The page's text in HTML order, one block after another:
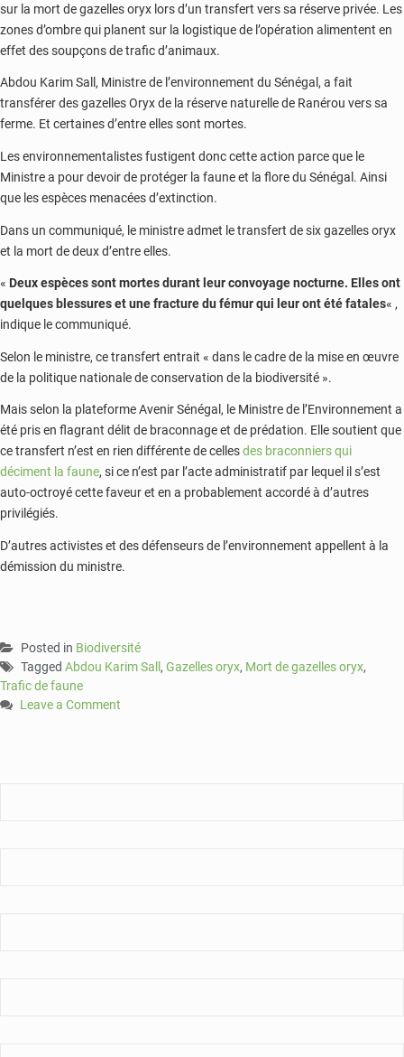
sur la mort de gazelles oryx lors d’un transfert vers sa réserve privée. Les
zones d’ombre qui planent sur la logistique de l’opération alimentent en
effet des soupçons de trafic d’animaux.
Abdou Karim Sall, Ministre de l’environnement du Sénégal, a fait
transférer des gazelles Oryx de la réserve naturelle de Ranérou vers sa
ferme. Et certaines d’entre elles sont mortes.
Les environnementalistes fustigent donc cette action parce que le
Ministre a pour devoir de protéger la faune et la flore du Sénégal. Ainsi
que les espèces menacées d’extinction.
Dans un communiqué, le ministre admet le transfert de six gazelles oryx
et la mort de deux d’entre elles.
« Deux espèces sont mortes durant leur convoyage nocturne. Elles ont
quelques blessures et une fracture du fémur qui leur ont été fatales« ,
indique le communiqué.
Selon le ministre, ce transfert entrait « dans le cadre de la mise en œuvre
de la politique nationale de conservation de la biodiversité ».
Mais selon la plateforme Avenir Sénégal, le Ministre de l’Environnement a
été pris en flagrant délit de braconnage et de prédation. Elle soutient que
ce transfert n’est en rien différente de cellesdes braconniers qui
déciment la faune, si ce n’est par l’acte administratif par lequel il s’est
auto-octroyé cette faveur et en a probablement accordé à d’autres
privilégiés.
D’autres activistes et des défenseurs de l’environnement appellent à la
démission du ministre.
Posted in Biodiversité
Tagged Abdou Karim Sall , Gazelles oryx, Mort de gazelles oryx,
Trafic de faune
Leave a Comment